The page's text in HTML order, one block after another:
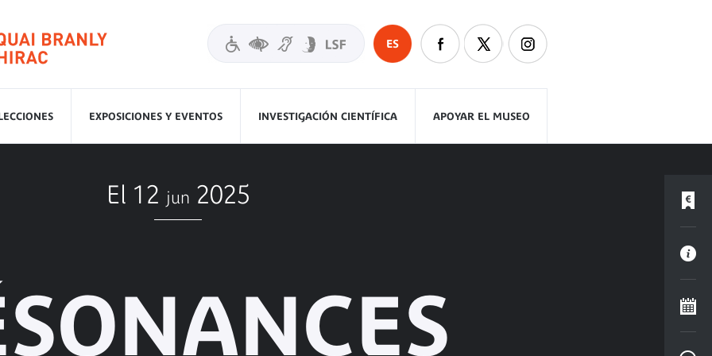
ES
EXPOSICIONES Y EVENTOS INVESTIGACIÓN CIENTÍFICA APOYAR EL MUSEO
El 12 jun 2025